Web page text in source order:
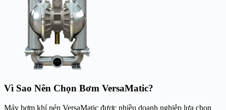
Vì Sao Nên Chọn Bơm VersaMatic?
Máy bơm khí nén VersaMatic được nhiều doanh nghiệp lựa chọn